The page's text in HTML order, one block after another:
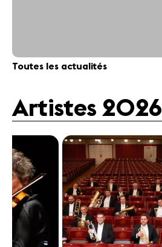
Toutes les actualités
Artistes 2026